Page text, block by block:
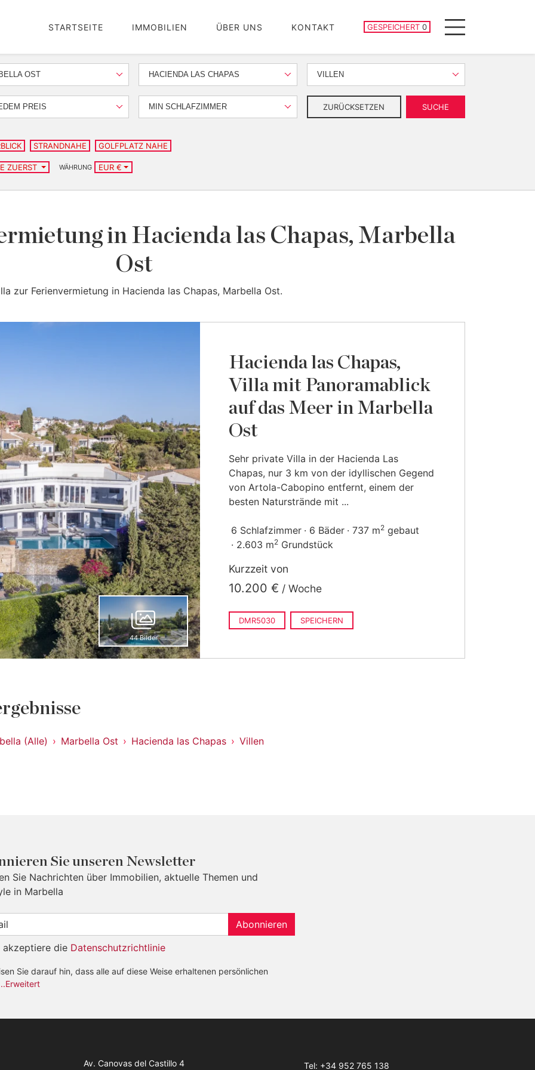
STARTSEITE IMMOBILIEN ÜBER UNS KONTAKT GESPEICHERT 0
GESPEICHERTE IMMOBILIEN
Menu
OST HACIENDA LAS CHAPAS VILLEN
PREIS MIN SCHLAFZIMMER ZURÜCKSETZEN SUCHE
STRANDNAHE GOLFPLATZ NAHE
ZUERST WÄHRUNG EUR €
in Hacienda las Chapas, Marbella
Ost
zur Ferienvermietung in Hacienda las Chapas, Marbella Ost.
44 Bilder
Hacienda las Chapas,
Villa mit Panoramablick
auf das Meer in Marbella
Ost
Sehr private Villa in der Hacienda Las
Chapas, nur 3 km von der idyllischen Gegend
von Artola-Cabopino entfernt, einem der
besten Naturstrände mit ...
6 Schlafzimmer 6 Bäder 737 m2 gebaut
2.603 m2 Grundstück
Kurzzeit von
10.200 € / Woche
DMR5030 SPEICHERN
(Alle) Marbella Ost Hacienda las Chapas Villen
Sie unseren Newsletter
Sie Nachrichten über Immobilien, aktuelle Themen und
in Marbella
Abonnieren
akzeptiere die Datenschutzrichtlinie
Sie darauf hin, dass alle auf diese Weise erhaltenen persönlichen
Av. Canovas del Castillo 4 Tel: +34 952 765 138